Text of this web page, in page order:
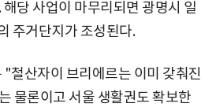
당 사업이 마무리되면 광명시 일
주거단지가 조성된다.
"철산자이 브리에르는 이미 갖춰진
물론이고 서울 생활권도 확보한